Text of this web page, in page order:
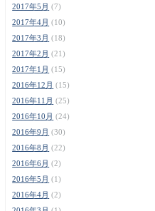
2017年5月 (7)
2017年4月 (10)
2017年3月 (18)
2017年2月 (21)
2017年1月 (15)
2016年12月 (15)
2016年11月 (25)
2016年10月 (24)
2016年9月 (30)
2016年8月 (22)
2016年6月 (2)
2016年5月 (1)
2016年4月 (2)